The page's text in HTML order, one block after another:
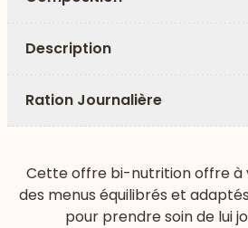
Description
Ration Journalière
Cette offre bi-nutrition offre à
des menus équilibrés et
pour prendre soin de lui